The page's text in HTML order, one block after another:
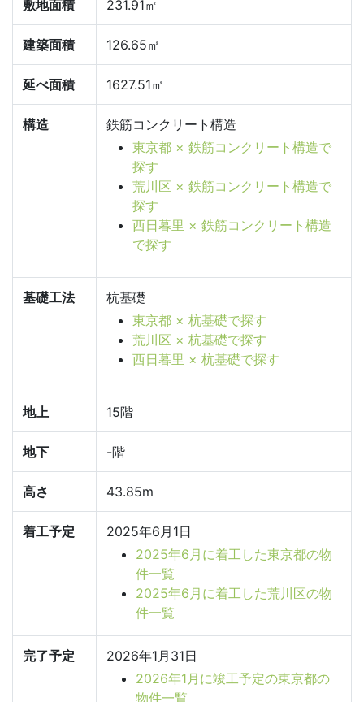
敷地面積 231.91㎡
建築面積 126.65㎡
延べ面積 1627.51㎡
構造
鉄筋コンクリート構造
東京都 × 鉄筋コンクリート構造で
探す
荒川区 × 鉄筋コンクリート構造で
探す
西日暮里 × 鉄筋コンクリート構造
で探す
基礎工法
杭基礎
東京都 × 杭基礎で探す
荒川区 × 杭基礎で探す
西日暮里 × 杭基礎で探す
地上 15階
地下 -階
高さ 43.85m
着工予定
2025年6月1日
2025年6月に着工した東京都の物
件一覧
2025年6月に着工した荒川区の物
件一覧
完了予定
2026年1月31日
2026年1月に竣工予定の東京都の
物件一覧